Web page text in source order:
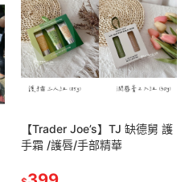
【Trader Joe’s】TJ 缺德舅 護
手霜 /護唇/手部精華